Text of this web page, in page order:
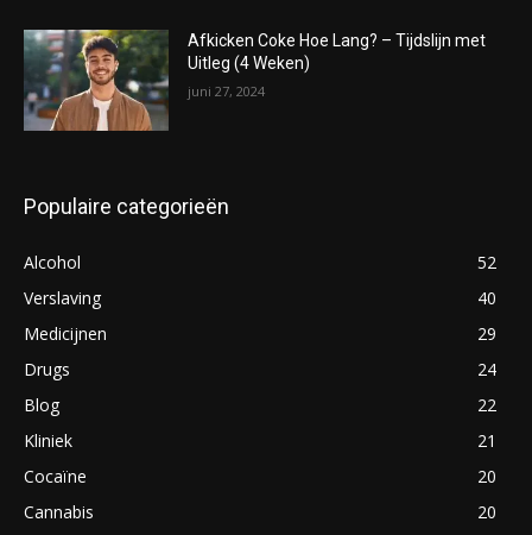
Afkicken Coke Hoe Lang? – Tijdslijn met
Uitleg (4 Weken)
juni 27, 2024
Populaire categorieën
Alcohol
52
Verslaving
40
Medicijnen
29
Drugs
24
Blog
22
Kliniek
21
Cocaïne
20
Cannabis
20